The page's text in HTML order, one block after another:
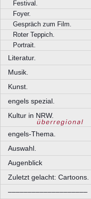
Festival.
Foyer.
Gespräch zum Film.
Roter Teppich.
Portrait.
Literatur.
Musik.
Kunst.
engels spezial.
Kultur in NRW.
engels-Thema.
Auswahl.
Augenblick
Zuletzt gelacht: Cartoons.
––––––––––––––––––––